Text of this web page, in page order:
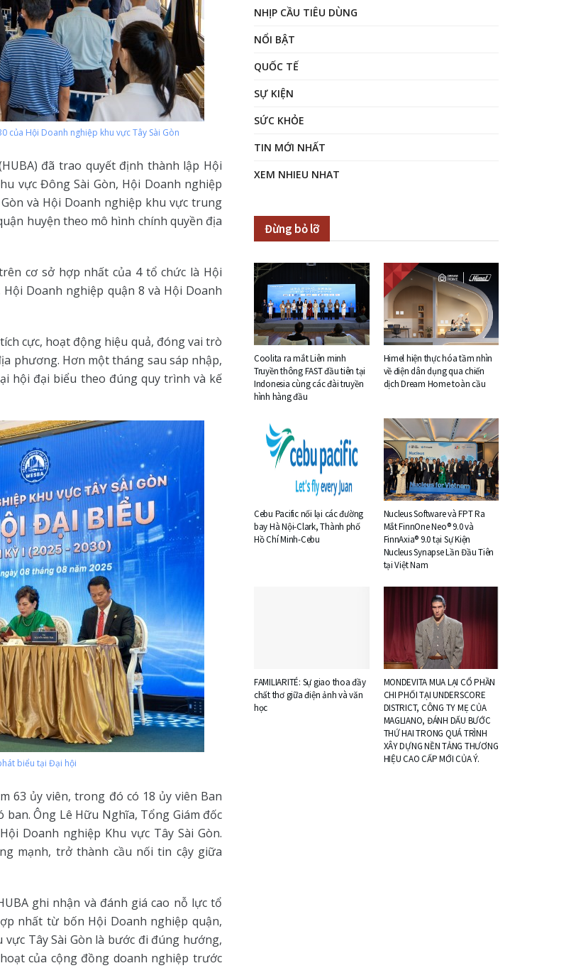
của Hội Doanh nghiệp khu vực Tây Sài Gòn
đã trao quyết định thành lập Hội
vực Đông Sài Gòn, Hội Doanh nghiệp
và Hội Doanh nghiệp khu vực trung
huyện theo mô hình chính quyền địa
cơ sở hợp nhất của 4 tổ chức là Hội
Doanh nghiệp quận 8 và Hội Doanh
cực, hoạt động hiệu quả, đóng vai trò
phương. Hơn một tháng sau sáp nhập,
hội đại biểu theo đúng quy trình và kế
biểu tại Đại hội
63 ủy viên, trong đó có 18 ủy viên Ban
Ông Lê Hữu Nghĩa, Tổng Giám đốc
Doanh nghiệp Khu vực Tây Sài Gòn.
mạnh, trở thành cầu nối tin cậy giữa
ghi nhận và đánh giá cao nỗ lực tổ
nhất từ bốn Hội Doanh nghiệp quận,
Tây Sài Gòn là bước đi đúng hướng,
của cộng đồng doanh nghiệp trước
NHỊP CẦU TIÊU DÙNG
NỔI BẬT
QUỐC TẾ
SỰ KIỆN
SỨC KHỎE
TIN MỚI NHẤT
XEM NHIEU NHAT
Đừng bỏ lỡ
Coolita ra mắt Liên minh
Truyền thông FAST đầu tiên tại
Indonesia cùng các đài truyền
hình hàng đầu
Himel hiện thực hóa tầm nhìn
về điện dân dụng qua chiến
dịch Dream Home toàn cầu
Cebu Pacific nối lại các đường
bay Hà Nội-Clark, Thành phố
Hồ Chí Minh-Cebu
Nucleus Software và FPT Ra
Mắt FinnOne Neo® 9.0 và
FinnAxia® 9.0 tại Sự Kiện
Nucleus Synapse Lần Đầu Tiên
tại Việt Nam
FAMILIARITÉ: Sự giao thoa đầy
chất thơ giữa điện ảnh và văn
học
MONDEVITA MUA LẠI CỔ PHẦN
CHI PHỐI TẠI UNDERSCORE
DISTRICT, CÔNG TY MẸ CỦA
MAGLIANO, ĐÁNH DẤU BƯỚC
THỨ HAI TRONG QUÁ TRÌNH
XÂY DỰNG NỀN TẢNG THƯƠNG
HIỆU CAO CẤP MỚI CỦA Ý.